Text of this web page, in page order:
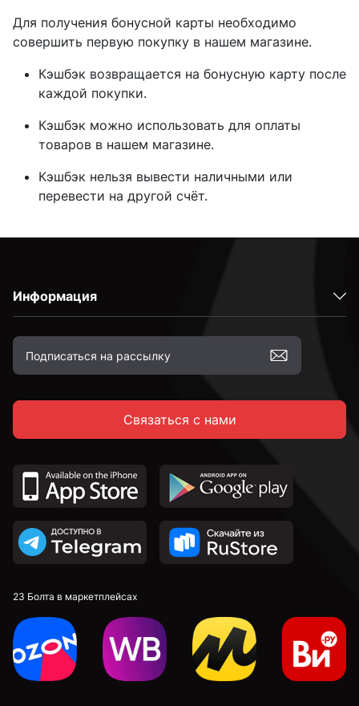
Для получения бонусной карты необходимо
совершить первую покупку в нашем магазине.
Кэшбэк возвращается на бонусную карту после
каждой покупки.
Кэшбэк можно использовать для оплаты
товаров в нашем магазине.
Кэшбэк нельзя вывести наличными или
перевести на другой счёт.
Информация
Связаться с нами
23 Болта в маркетплейсах